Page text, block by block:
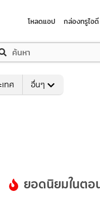
โหลดแอป กล่องทรูไอ
ทศ อื่นๆ
ยอดนิยมในต